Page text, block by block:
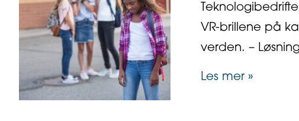
VR-brillene på
verden. –
Les mer »